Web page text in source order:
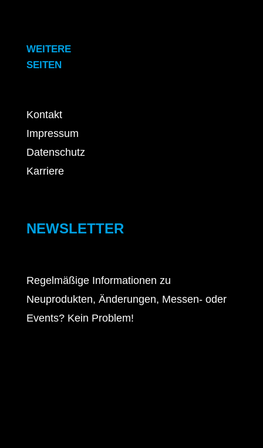
WEITERE
SEITEN
Kontakt
Impressum
Datenschutz
Karriere
NEWSLETTER
Regelmäßige Informationen zu
Neuprodukten, Änderungen, Messen- oder
Events? Kein Problem!